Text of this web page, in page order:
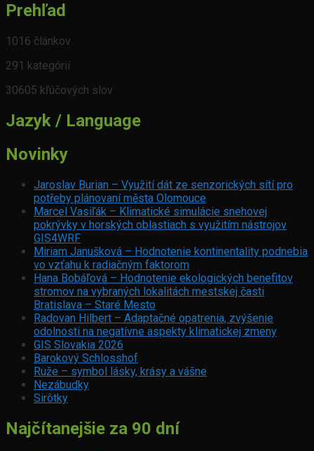
Prehľad
1016 článkov
291 kategórií
30605 kľúčových slov
Jazyk / Language
Novinky
Jaroslav Burian – Využití dát ze senzorických sítí pro
potřeby plánovaní města Olomouce
Marcel Vasiľák – Klimatické simulácie snehovej
pokrývky v horských oblastiach s využitím nástrojov
GIS4WRF
Miriam Janušková – Hodnotenie kontinentality podnebia
vo vzťahu k radiačným faktorom
Hana Bobáľová – Hodnotenie ekologických benefitov
stromov na vybraných lokalitách mestskej časti
Bratislava – Staré Mesto
Radovan Hilbert – Adaptačné opatrenia, zvýšenie
odolnosti na negatívne aspekty klimatickej zmeny
GIS Slovakia 2026
Barokový Schlosshof
Ruže – symbol lásky, krásy a vášne
Nezábudky
Sirôtky
Najčítanejšie za 90 dní